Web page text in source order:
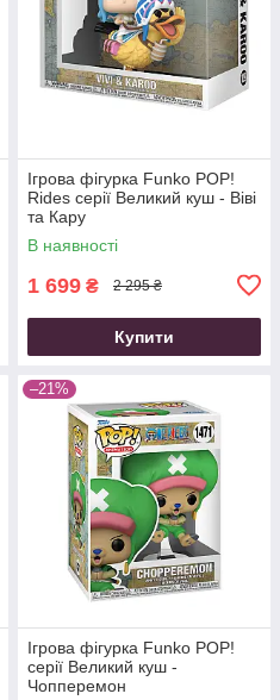
Ігрова фігурка Funko POP!
Rides cерії Великий куш - Віві
та Кару
В наявності
1 699 ₴ 2 295 ₴
Купити
–21%
Ігрова фігурка Funko POP!
cерії Великий куш -
Чопперемон